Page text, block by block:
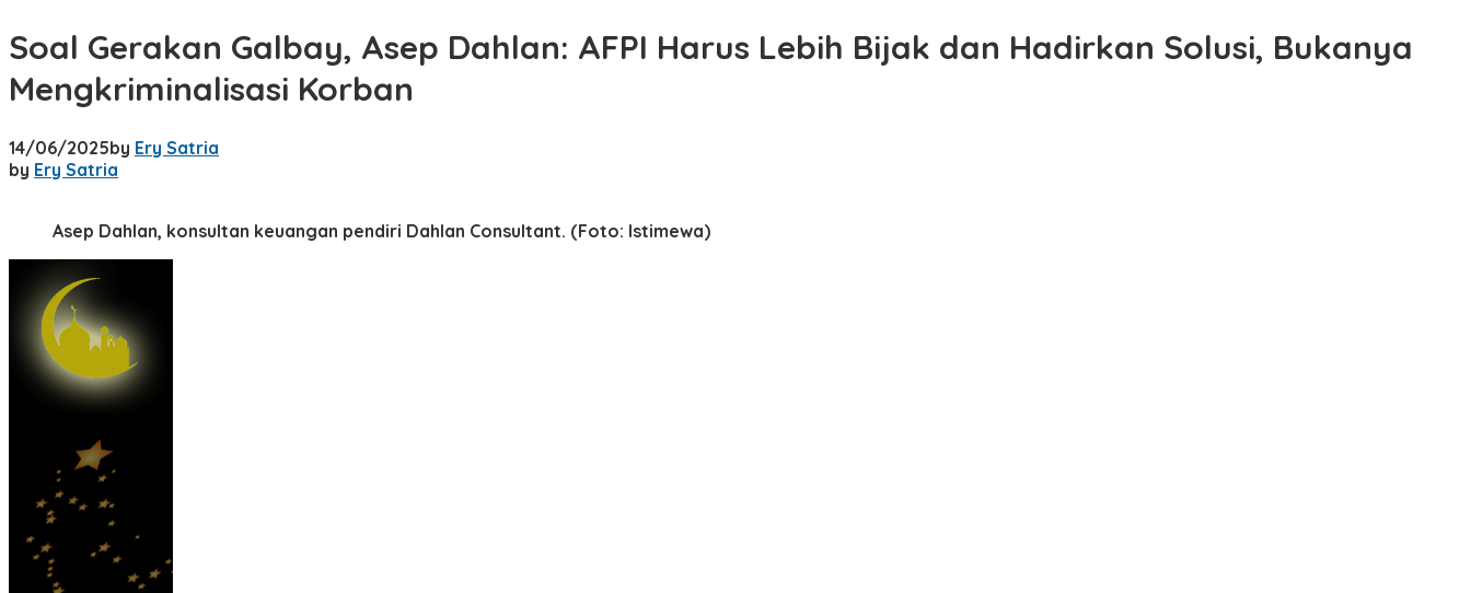
Soal Gerakan Galbay, Asep Dahlan: AFPI Harus Lebih Bijak dan Hadirkan Solusi, Bukanya
Mengkriminalisasi Korban
14/06/2025by Ery Satria
by Ery Satria
Asep Dahlan, konsultan keuangan pendiri Dahlan Consultant. (Foto: Istimewa)